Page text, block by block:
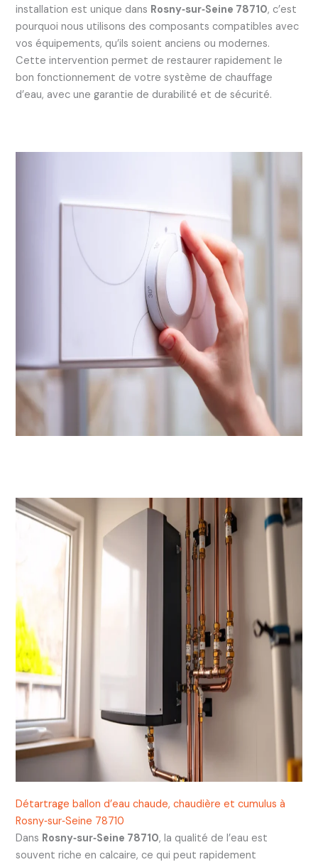
installation est unique dans Rosny‑sur‑Seine 78710, c’est
pourquoi nous utilisons des composants compatibles avec
vos équipements, qu’ils soient anciens ou modernes.
Cette intervention permet de restaurer rapidement le
bon fonctionnement de votre système de chauffage
d’eau, avec une garantie de durabilité et de sécurité.
Détartrage ballon d’eau chaude, chaudière et cumulus à
Rosny‑sur‑Seine 78710
Dans Rosny‑sur‑Seine 78710, la qualité de l’eau est
souvent riche en calcaire, ce qui peut rapidement